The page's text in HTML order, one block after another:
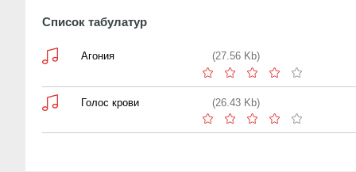
Список табулатур
Агония (27.56 Kb)
Голос крови (26.43 Kb)